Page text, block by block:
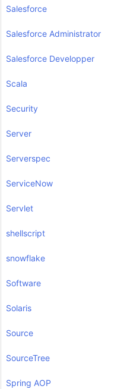
Salesforce
Salesforce Administrator
Salesforce Developper
Scala
Security
Server
Serverspec
ServiceNow
Servlet
shellscript
snowflake
Software
Solaris
Source
SourceTree
Spring AOP